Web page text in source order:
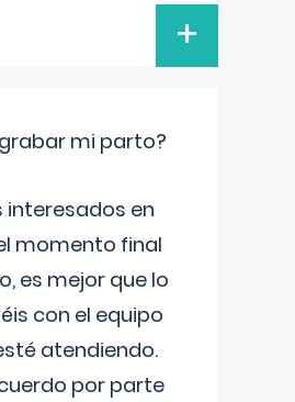
+
mi parto?
interesados en
momento final
es mejor que lo
con el equipo
atendiendo.
por parte